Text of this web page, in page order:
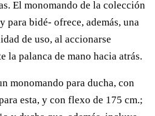
El monomando de la colección
para bidé- ofrece, además, una
de uso, al accionarse
la palanca de mano hacia atrás.
monomando para ducha, con
esta, y con flexo de 175 cm.;